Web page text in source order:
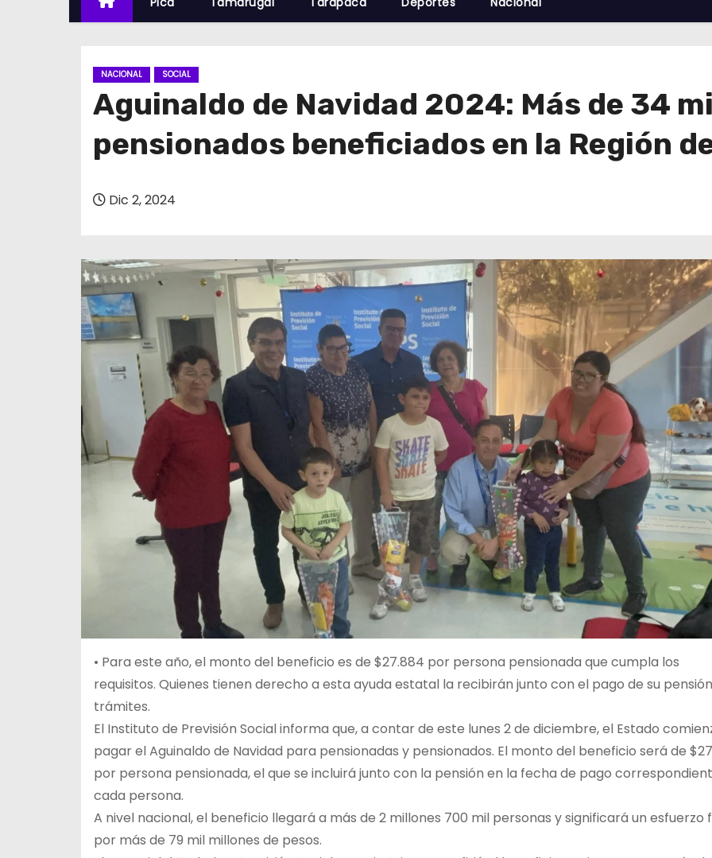
NACIONAL SOCIAL
Aguinaldo de Navidad 2024: Más de 34
pensionados beneficiados en la Región
Dic 2, 2024
• Para este año, el monto del beneficio es de $27.884 por persona pensionada que cumpla los
requisitos. Quienes tienen derecho a esta ayuda estatal la recibirán junto con el pago de su
trámites.
El Instituto de Previsión Social informa que, a contar de este lunes 2 de diciembre, el Estado
pagar el Aguinaldo de Navidad para pensionadas y pensionados. El monto del beneficio será de
por persona pensionada, el que se incluirá junto con la pensión en la fecha de pago
cada persona.
A nivel nacional, el beneficio llegará a más de 2 millones 700 mil personas y significará un esfuerzo
por más de 79 mil millones de pesos.